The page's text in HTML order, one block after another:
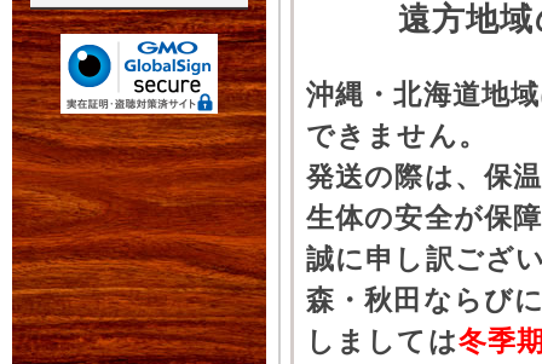
遠方地
沖縄・北海道地
できません。
発送の際は、保
生体の安全が保
誠に申し訳ござ
森・秋田ならび
しましては冬季